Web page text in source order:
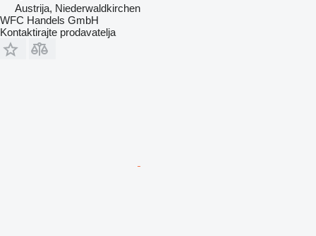
Austrija, Niederwaldkirchen
WFC Handels GmbH
Kontaktirajte prodavatelja